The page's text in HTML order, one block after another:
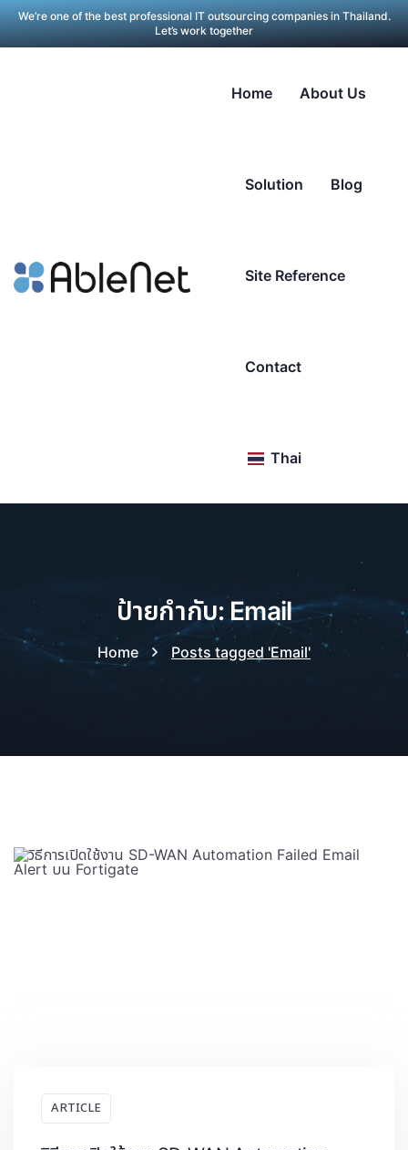
We’re one of the best professional IT outsourcing companies in Thailand.
Let’s work together
Home About Us
Solution Blog
Site Reference
Contact
Thai
ป้ายกำกับ: Email
Home Posts tagged 'Email'
ARTICLE